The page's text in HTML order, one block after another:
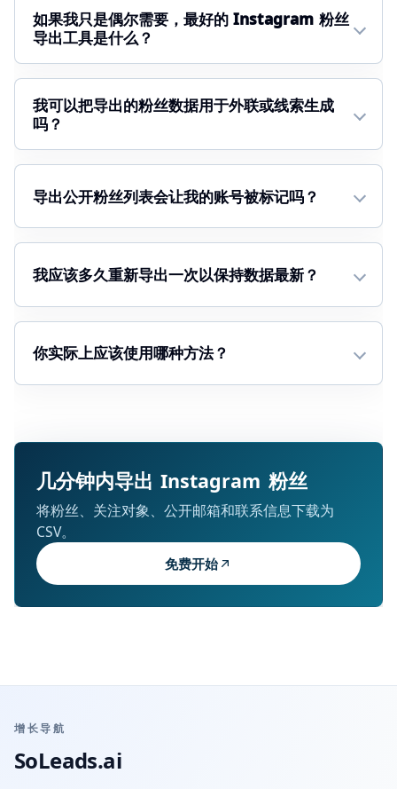
如果我只是偶尔需要，最好的 Instagram 粉丝
导出工具是什么？
我可以把导出的粉丝数据用于外联或线索生成
吗？
导出公开粉丝列表会让我的账号被标记吗？
我应该多久重新导出一次以保持数据最新？
你实际上应该使用哪种方法？
几分钟内导出 Instagram 粉丝
将粉丝、关注对象、公开邮箱和联系信息下载为
CSV。
免费开始
增长导航
SoLeads.ai